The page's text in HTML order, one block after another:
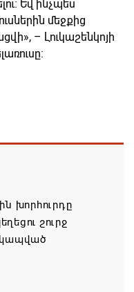
Եվ ինչպես
մեջքից
– Լուկաշենկոյի
խորհուրդը
շուրջ